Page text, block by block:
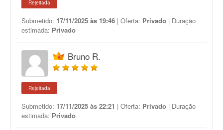
Rejeitada
Submetido: 17/11/2025 às 19:46 | Oferta: Privado | Duração
estimada: Privado
Bruno R.
Rejeitada
Submetido: 17/11/2025 às 22:21 | Oferta: Privado | Duração
estimada: Privado